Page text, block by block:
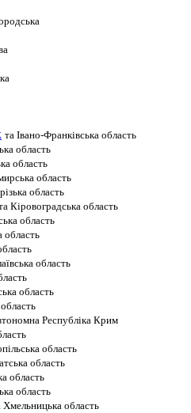
та Івано-Франківська область
область
область
область
область
Кіровоградська область
область
область
область
область
Республіка Крим
область
область
область
область
Хмельницька область